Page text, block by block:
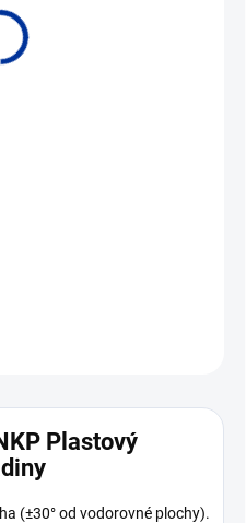
Plastový
(±30° od vodorovné plochy).